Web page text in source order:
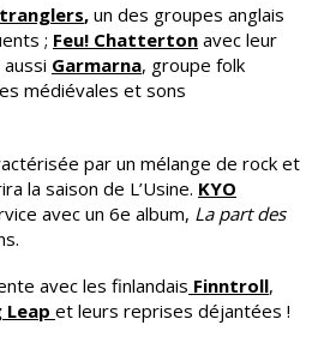
, un des groupes anglais
; Feu! Chatterton avec leur
Garmarna, groupe folk
médiévales et sons
par un mélange de rock et
la saison de L’Usine. KYO
avec un 6e album, La part des
avec les finlandais Finntroll,
Leap et leurs reprises déjantées !